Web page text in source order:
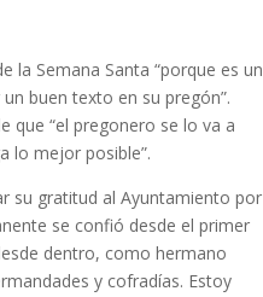
la Semana Santa “porque es un
buen texto en su pregón”.
que “el pregonero se lo va a
lo mejor posible”.
su gratitud al Ayuntamiento por
se confió desde el primer
dentro, como hermano
y cofradías. Estoy